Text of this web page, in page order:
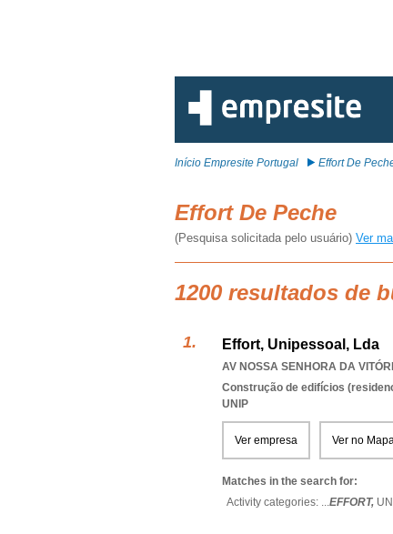
Início Empresite Portugal Effort De
Effort De Peche
(Pesquisa solicitada pelo usuário) Ver
1200 resultados de
Effort, Unipessoal, Lda
AV NOSSA SENHORA DA
Construção de edifícios
UNIP
Ver empresa Ver no
Matches in the search for:
Activity categories: ...EFFORT,